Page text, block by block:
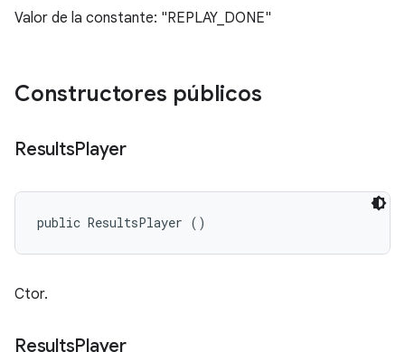
Valor de la constante: "REPLAY_DONE"
Constructores públicos
ResultsPlayer
public ResultsPlayer ()
Ctor.
ResultsPlayer